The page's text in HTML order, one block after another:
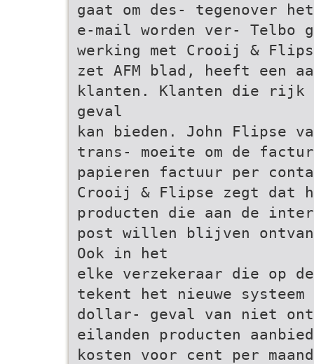
gaat om des- tegenover
e-mail worden ver- Telbo
werking met Crooij &
zet AFM blad, heeft een
klanten. Klanten die
geval
kan bieden. John Flipse
trans- moeite om de
papieren factuur per
Crooij & Flipse zegt dat
producten die aan de
post willen blijven
Ook in het
elke verzekeraar die op de
tekent het nieuwe
dollar- geval van niet
eilanden producten
kosten voor cent per